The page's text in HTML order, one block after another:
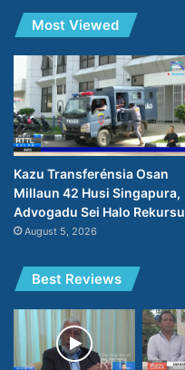
Most Viewed
Kazu Transferénsia Osan
Millaun 42 Husi Singapura,
Advogadu Sei Halo Rekursu
August 5, 2026
Best Reviews